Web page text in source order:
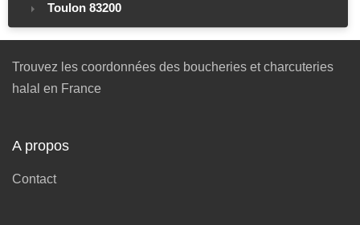
Toulon 83200
Trouvez les coordonnées des boucheries et charcuteries
halal en France
A propos
Contact